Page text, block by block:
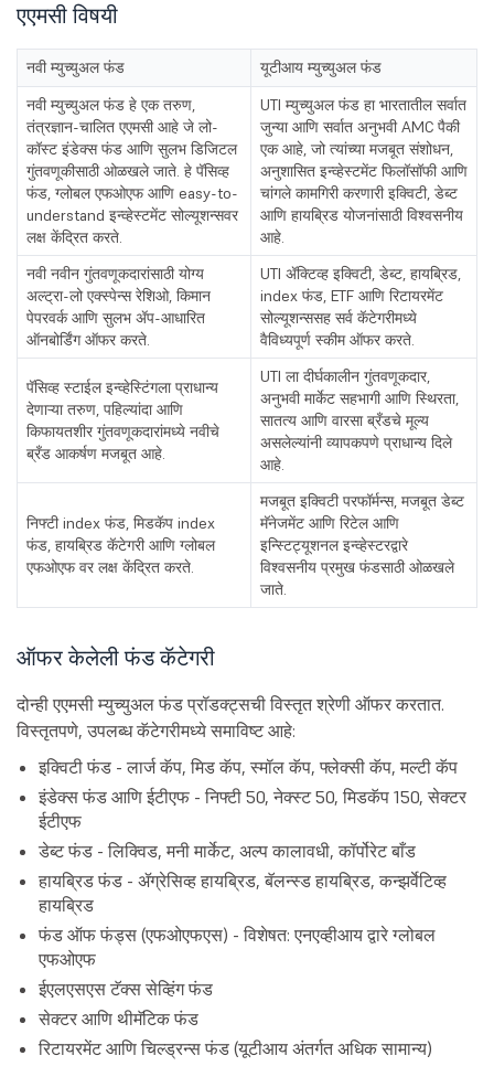
एएमसी विषयी
नवी म्युच्युअल फंड
यूटीआय म्युच्युअल फंड
नवी म्युच्युअल फंड हे एक तरुण,
तंत्रज्ञान-चालित एएमसी आहे जे लो-
कॉस्ट इंडेक्स फंड आणि सुलभ डिजिटल
गुंतवणूकीसाठी ओळखले जाते. हे पॅसिव्ह
फंड, ग्लोबल एफओएफ आणि easy-to-
understand इन्व्हेस्टमेंट सोल्यूशन्सवर
लक्ष केंद्रित करते.
UTI म्युच्युअल फंड हा भारतातील सर्वात
जुन्या आणि सर्वात अनुभवी AMC पैकी
एक आहे, जो त्यांच्या मजबूत संशोधन,
अनुशासित इन्व्हेस्टमेंट फिलॉसॉफी आणि
चांगले कामगिरी करणारी इक्विटी, डेब्ट
आणि हायब्रिड योजनांसाठी विश्वसनीय
आहे.
नवी नवीन गुंतवणूकदारांसाठी योग्य
अल्ट्रा-लो एक्स्पेन्स रेशिओ, किमान
पेपरवर्क आणि सुलभ ॲप-आधारित
ऑनबोर्डिंग ऑफर करते.
UTI ॲक्टिव्ह इक्विटी, डेब्ट, हायब्रिड,
index फंड, ETF आणि रिटायरमेंट
सोल्यूशन्ससह सर्व कॅटेगरीमध्ये
वैविध्यपूर्ण स्कीम ऑफर करते.
पॅसिव्ह स्टाईल इन्व्हेस्टिंगला प्राधान्य
देणाऱ्या तरुण, पहिल्यांदा आणि
किफायतशीर गुंतवणूकदारांमध्ये नवीचे
ब्रँड आकर्षण मजबूत आहे.
UTI ला दीर्घकालीन गुंतवणूकदार,
अनुभवी मार्केट सहभागी आणि स्थिरता,
सातत्य आणि वारसा ब्रँडचे मूल्य
असलेल्यांनी व्यापकपणे प्राधान्य दिले
आहे.
निफ्टी index फंड, मिडकॅप index
फंड, हायब्रिड कॅटेगरी आणि ग्लोबल
एफओएफ वर लक्ष केंद्रित करते.
मजबूत इक्विटी परफॉर्मन्स, मजबूत डेब्ट
मॅनेजमेंट आणि रिटेल आणि
इन्स्टिट्यूशनल इन्व्हेस्टरद्वारे
विश्वसनीय प्रमुख फंडसाठी ओळखले
जाते.
ऑफर केलेली फंड कॅटेगरी
दोन्ही एएमसी म्युच्युअल फंड प्रॉडक्ट्सची विस्तृत श्रेणी ऑफर करतात.
विस्तृतपणे, उपलब्ध कॅटेगरीमध्ये समाविष्ट आहे:
इक्विटी फंड - लार्ज कॅप, मिड कॅप, स्मॉल कॅप, फ्लेक्सी कॅप, मल्टी कॅप
इंडेक्स फंड आणि ईटीएफ - निफ्टी 50, नेक्स्ट 50, मिडकॅप 150, सेक्टर
ईटीएफ
डेब्ट फंड - लिक्विड, मनी मार्केट, अल्प कालावधी, कॉर्पोरेट बाँड
हायब्रिड फंड - ॲग्रेसिव्ह हायब्रिड, बॅलन्स्ड हायब्रिड, कन्झर्वेटिव्ह
हायब्रिड
फंड ऑफ फंड्स (एफओएफएस) - विशेषत: एनएव्हीआय द्वारे ग्लोबल
एफओएफ
ईएलएसएस टॅक्स सेव्हिंग फंड
सेक्टर आणि थीमॅटिक फंड
रिटायरमेंट आणि चिल्ड्रन्स फंड (यूटीआय अंतर्गत अधिक सामान्य)